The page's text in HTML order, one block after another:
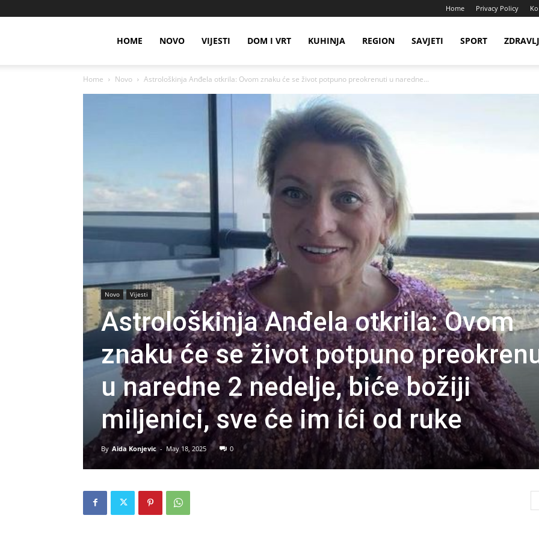
Home Privacy Policy
HOME NOVO VIJESTI DOM I VRT KUHINJA REGION SAVJETI SPORT
Home Novo Astrološkinja Anđela otkrila: Ovom znaku će se život potpuno preokrenuti u naredne...
Novo Vijesti
Astrološkinja Anđela otkrila: Ovom
znaku će se život potpuno
u naredne 2 nedelje, biće božiji
miljenici, sve će im ići od ruke
By Aida Konjevic - May 18, 2025 0